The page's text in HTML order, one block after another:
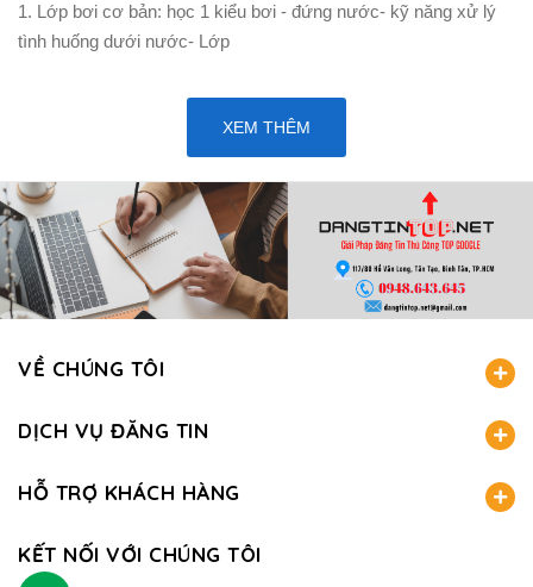
1. Lớp bơi cơ bản: học 1 kiểu bơi - đứng nước- kỹ năng xử lý
tình huống dưới nước- Lớp
XEM THÊM
VỀ CHÚNG TÔI
DỊCH VỤ ĐĂNG TIN
HỖ TRỢ KHÁCH HÀNG
KẾT NỐI VỚI CHÚNG TÔI